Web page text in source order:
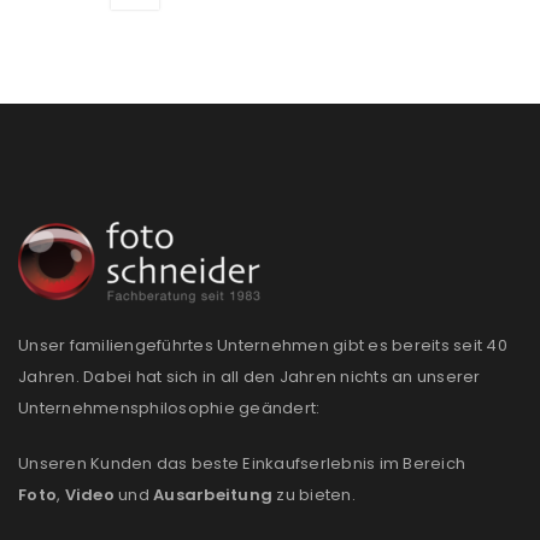
ANMELDEN
PASSWORT VERGESSEN?
E-Mail-Adresse*
Unser familiengeführtes Unternehmen gibt es bereits seit 40
Jahren. Dabei hat sich in all den Jahren nichts an unserer
Unternehmensphilosophie geändert:
Unseren Kunden das beste Einkaufserlebnis im Bereich
Foto, Video und Ausarbeitung zu bieten.